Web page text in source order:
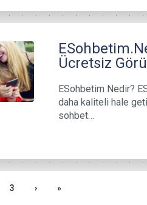
Ücretsiz
ESohbetim Nedir?
daha kaliteli hale
sohbet…
Sayfa
3 › »